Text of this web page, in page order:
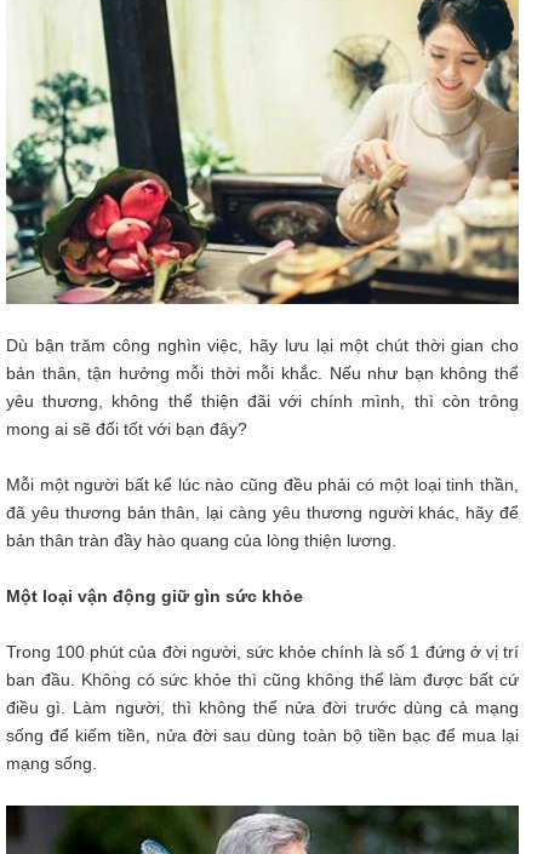
Dù bận trăm công nghìn việc, hãy lưu lại một chút thời gian cho
bản thân, tận hưởng mỗi thời mỗi khắc. Nếu như bạn không thể
yêu thương, không thể thiện đãi với chính mình, thì còn trông
mong ai sẽ đối tốt với bạn đây?
Mỗi một người bất kể lúc nào cũng đều phải có một loại tinh thần,
đã yêu thương bản thân, lại càng yêu thương người khác, hãy để
bản thân tràn đầy hào quang của lòng thiện lương.
Một loại vận động giữ gìn sức khỏe
Trong 100 phút của đời người, sức khỏe chính là số 1 đứng ở vị trí
ban đầu. Không có sức khỏe thì cũng không thể làm được bất cứ
điều gì. Làm người, thì không thể nửa đời trước dùng cả mạng
sống để kiếm tiền, nửa đời sau dùng toàn bộ tiền bạc để mua lại
mạng sống.